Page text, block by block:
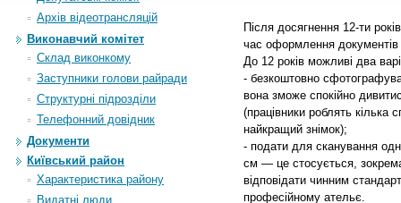
Архiв вiдеотрансляцiй
Виконавчий комітет
Склад виконкому
Заступники голови райради
Структурні підрозділи
Телефонний довідник
Документи
Київський район
Характеристика району
Видатні люди
Після досягнення 12-ти
час оформлення документів
До 12 років можливі два
- безкоштовно
вона зможе спокійно
(працівники роблять
найкращий знімок);
- подати для сканування
см — це стосується,
відповідати чинним
професійному ательє.